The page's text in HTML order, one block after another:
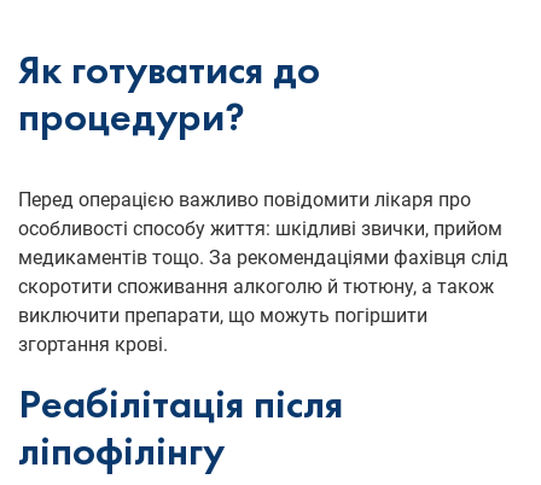
Як готуватися до
процедури?
Перед операцією важливо повідомити лікаря про
особливості способу життя: шкідливі звички, прийом
медикаментів тощо. За рекомендаціями фахівця слід
скоротити споживання алкоголю й тютюну, а також
виключити препарати, що можуть погіршити
згортання крові.
Реабілітація після
ліпофілінгу